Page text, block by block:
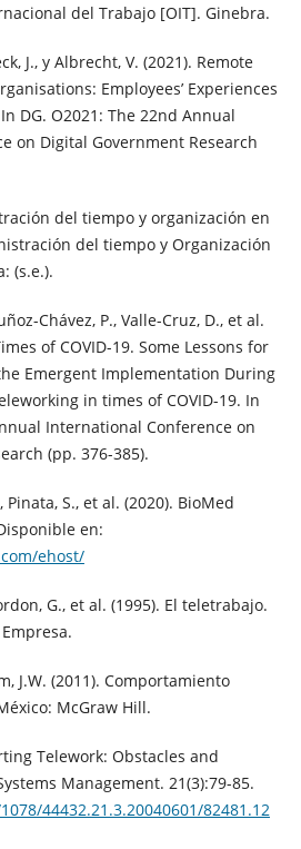
del Trabajo [OIT]. Ginebra.
J., y Albrecht, V. (2021). Remote
Employees’ Experiences
DG. O2021: The 22nd Annual
on Digital Government Research
del tiempo y organización en
del tiempo y Organización
(s.e.).
Chávez, P., Valle-Cruz, D., et al.
of COVID-19. Some Lessons for
Emergent Implementation During
in times of COVID-19. In
International Conference on
(pp. 376-385).
Pinata, S., et al. (2020). BioMed
en:
ehost/
G., et al. (1995). El teletrabajo.
J.W. (2011). Comportamiento
McGraw Hill.
Telework: Obstacles and
Management. 21(3):79-85.
44432.21.3.20040601/82481.12